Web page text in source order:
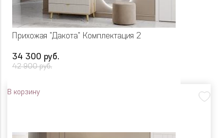
Прихожая "Дакота" Комплектация 2
34 300 руб.
42 900 руб.
В корзину